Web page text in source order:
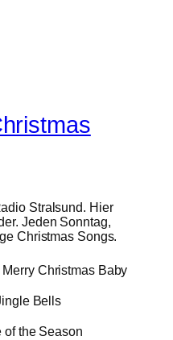
Stralsund. Hier
Jeden Sonntag,
Christmas Songs.
Christmas Baby
Bells
of the Season